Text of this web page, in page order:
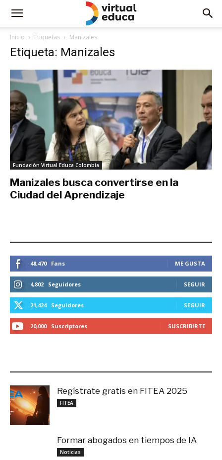
Inicio Etiquetas Manizales
Etiqueta: Manizales
Fundación Virtual Educa Colombia
Manizales busca convertirse en la
Ciudad del Aprendizaje
48,470 Fans ME GUSTA
4,802 Seguidores SEGUIR
21,424 Seguidores SEGUIR
20,000 Suscriptores SUSCRIBIRTE
Regístrate gratis en FITEA 2025
FITEA
Formar abogados en tiempos de IA
Noticias